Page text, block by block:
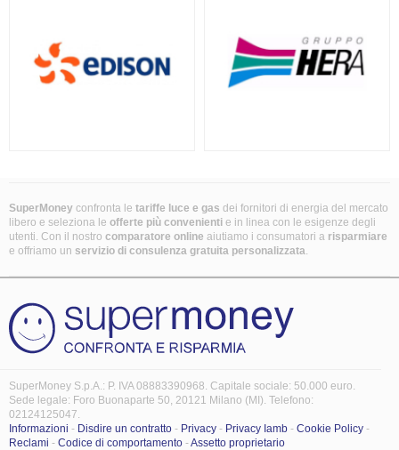
SuperMoney confronta le tariffe luce e gas dei fornitori di energia del mercato
libero e seleziona le offerte più convenienti e in linea con le esigenze degli
utenti. Con il nostro comparatore online aiutiamo i consumatori a risparmiare
e offriamo un servizio di consulenza gratuita personalizzata
SuperMoney S.p.A.: P. IVA 08883390968. Capitale sociale: 50.000 euro.
Sede legale: Foro Buonaparte 50, 20121 Milano (MI). Telefono:
02124125047.
Informazioni - Disdire un contratto - Privacy - Privacy Iamb - Cookie Policy -
Reclami - Codice di comportamento -Assetto proprietario